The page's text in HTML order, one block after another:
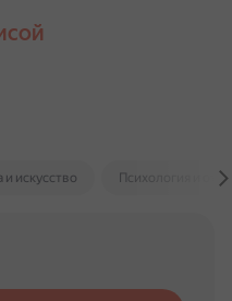
и искусство Психология и